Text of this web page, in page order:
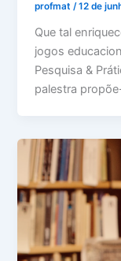
profmat/12 de
Que tal
jogos
Pesquisa &
palestra